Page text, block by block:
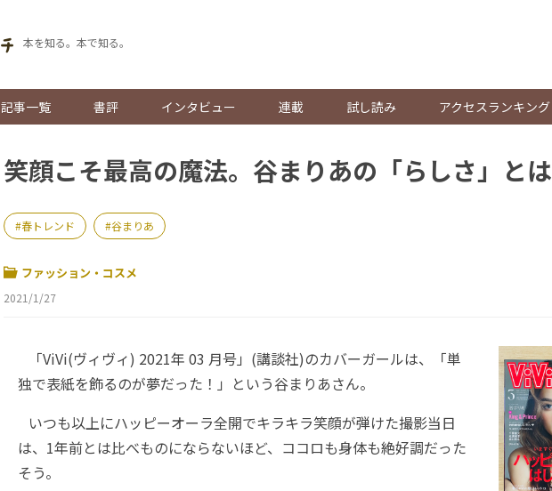
本を知る。本で知る。
記事一覧 書評 インタビュー 連載 試し読み アクセスランキング
笑顔こそ最高の魔法。谷まりあの「らしさ」とは
春トレンド 谷まりあ
ファッション・コスメ
2021/1/27
「ViVi(ヴィヴィ) 2021年 03 月号」(講談社)のカバーガールは、「単
独で表紙を飾るのが夢だった！」という谷まりあさん。
いつも以上にハッピーオーラ全開でキラキラ笑顔が弾けた撮影当日
は、1年前とは比べものにならないほど、ココロも身体も絶好調だった
そう。